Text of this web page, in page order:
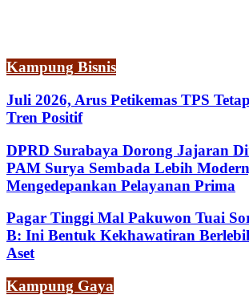
Kampung Bisnis
Juli 2026, Arus Petikemas TPS
Tren Positif
DPRD Surabaya Dorong Jajaran
PAM Surya Sembada Lebih
Mengedepankan Pelayanan Prima
Pagar Tinggi Mal Pakuwon Tuai
B: Ini Bentuk Kekhawatiran
Aset
Kampung Gaya